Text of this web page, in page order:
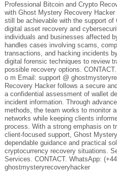
Professional Bitcoin and Crypto
with Ghost Mystery Recovery
still be achievable with the support
digital asset recovery and
individuals and businesses affected
handles cases involving scams,
transactions, and hacking incidents
digital forensic techniques to review
possible recovery options.
o m Email: support @
Recovery Hacker follows a secure
a confidential assessment of wallet
incident information. Through
methods, the team works to monitor
networks while keeping clients
process. With a strong emphasis on
client-focused support, Ghost
dependable guidance and practical
cryptocurrency recovery situations.
Services. CONTACT. WhatsApp:
ghostmysteryrecoveryhacker